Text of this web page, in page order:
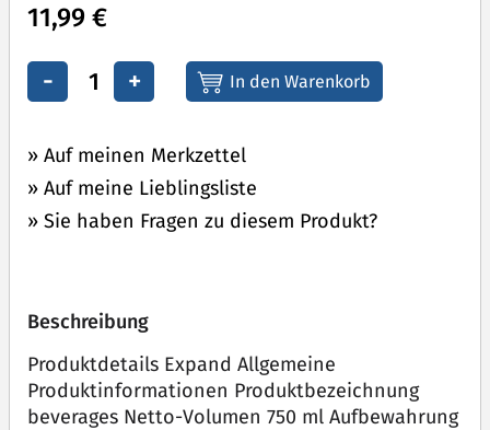
11,99 €
- +
» Auf meinen Merkzettel
» Auf meine Lieblingsliste
» Sie haben Fragen zu diesem Produkt?
Beschreibung
Produktdetails Expand Allgemeine
Produktinformationen Produktbezeichnung
beverages Netto-Volumen 750 ml Aufbewahrung